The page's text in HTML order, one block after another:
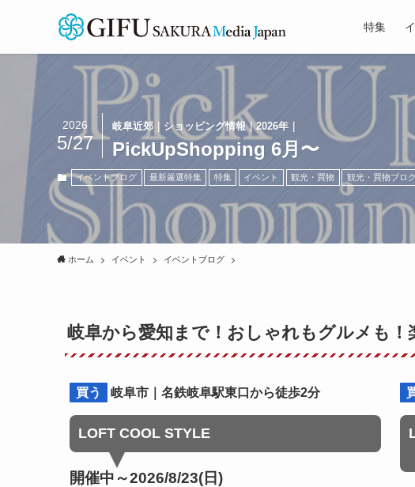
特集
岐阜近郊｜ショッピング情報｜2026年｜
PickUpShopping 6月〜
2026
5/27
イベントブログ 最新厳選特集 特集 イベント 観光・買物 観光・買物ブロ
ホーム イベント イベントブログ
岐阜から愛知まで！おしゃれもグルメも
買う 岐阜市｜名鉄岐阜駅東口から徒歩2分
LOFT COOL STYLE
開催中～2026/8/23(日)